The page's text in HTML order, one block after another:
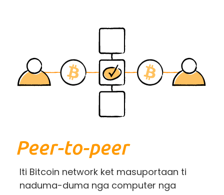
Peer-to-peer
Iti Bitcoin network ket masuportaan ti
naduma-duma nga computer nga